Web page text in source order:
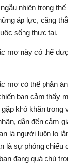
nhiên trong
áp lực, căng
sống thực tại.
mơ này có thể
mơ có thể phản
bạn cảm thấy
khó khăn trong
dẫn đến cảm
là người luôn lo
là sự phóng chiếu
đang quá chú